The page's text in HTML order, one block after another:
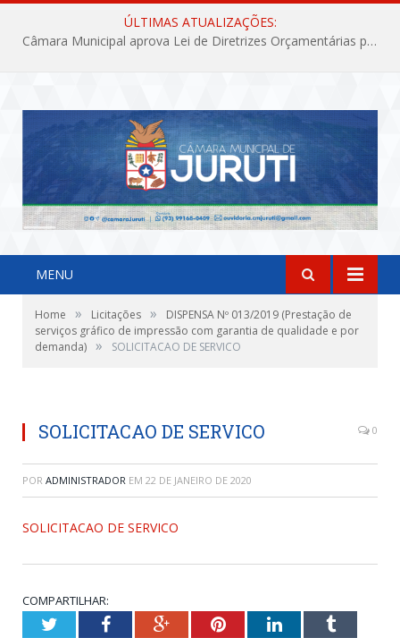
ÚLTIMAS ATUALIZAÇÕES:
Câmara Municipal aprova Lei de Diretrizes Orçamentárias para o exercício financeiro de 2027
MENU
Home » Licitações »
DISPENSA Nº 013/2019 (Prestação de
serviços gráfico de impressão com garantia de qualidade e por
demanda) » SOLICITACAO DE SERVICO
SOLICITACAO DE SERVICO 0
POR ADMINISTRADOR EM 22 DE JANEIRO DE 2020
SOLICITACAO DE SERVICO
COMPARTILHAR:
TwitterFacebookGoogle+PinterestLinkedInTumblr